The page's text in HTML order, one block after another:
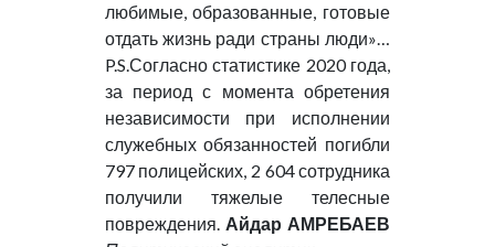
любимые, образованные, готовые
отдать жизнь ради страны люди»…
P.S.Согласно статистике 2020 года,
за период с момента обретения
независимости при исполнении
служебных обязанностей погибли
797 полицейских, 2 604 сотрудника
получили тяжелые телесные
повреждения. Айдар АМРЕБАЕВ